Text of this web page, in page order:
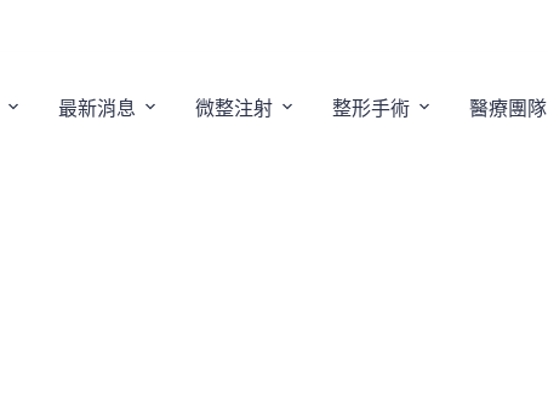
最新消息 微整注射 整形手術 醫療團隊